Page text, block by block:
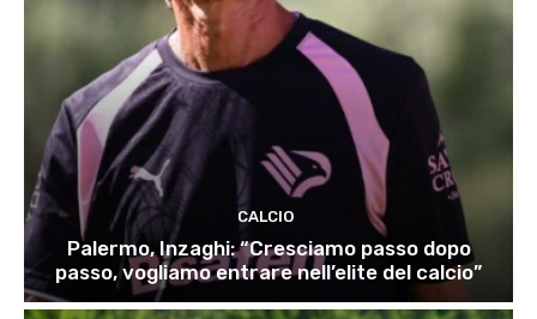
CALCIO
Palermo, Inzaghi: “Cresciamo passo dopo
passo, vogliamo entrare nell’elite del calcio”